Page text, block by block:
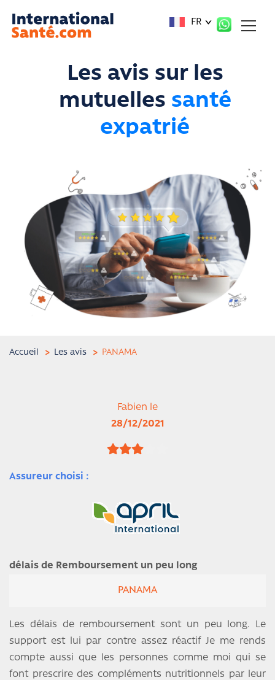
FR
Les avis sur les
mutuelles santé
expatrié
Accueil Les avis PANAMA
Fabien le
28/12/2021
Assureur choisi :
délais de Remboursement un peu long
PANAMA
Les délais de remboursement sont un peu long. Le
support est lui par contre assez réactif Je me rends
compte aussi que les personnes comme moi qui se
font prescrire des compléments nutritionnels par leur